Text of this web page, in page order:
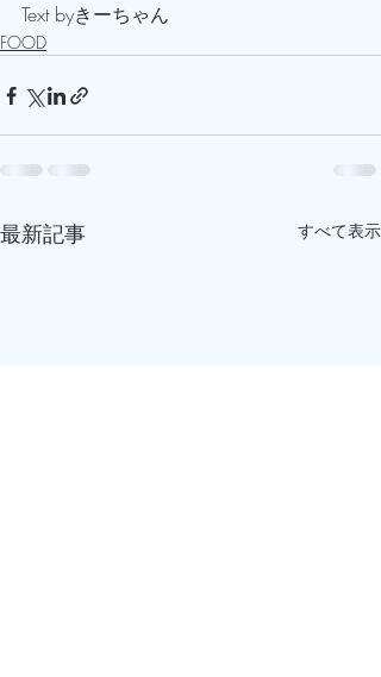
Text byきーちゃん
FOOD
最新記事 すべて表示